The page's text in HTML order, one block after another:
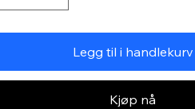
Legg til i handlekurv
Kjøp nå